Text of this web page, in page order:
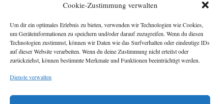
Cookie-Zustimmung verwalten
Um dir ein optimales Erlebnis zu bieten, verwenden wir Technologien wie Cookies,
um Geräteinformationen zu speichern und/oder darauf zuzugreifen. Wenn du diesen
Technologien zustimmst, können wir Daten wie das Surfverhalten oder eindeutige IDs
auf dieser Website verarbeiten. Wenn du deine Zustimmung nicht erteilst oder
zurückziehst, können bestimmte Merkmale und Funktionen beeinträchtigt werden.
Dienste verwalten
Impressum
Michael Baden,
Diese Webseite stellt